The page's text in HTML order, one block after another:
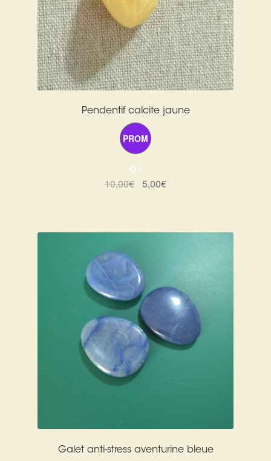
Pendentif calcite jaune
PROM
O !
10,00€ Le
5,00€Le
Galet anti-stress aventurine bleue